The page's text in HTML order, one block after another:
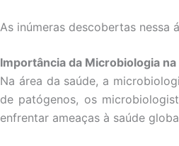
As inúmeras descobertas nessa
Importância da Microbiologia na
Na área da saúde, a
de patógenos, os
enfrentar ameaças à saúde